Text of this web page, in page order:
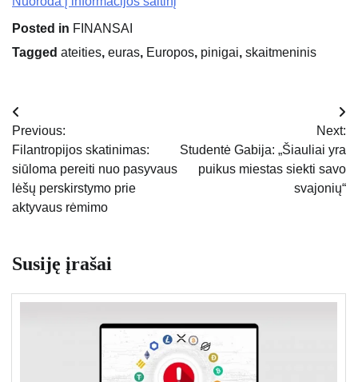
Posted in FINANSAI
Tagged ateities, euras, Europos, pinigai, skaitmeninis
Navigacija
tarp
įrašų
Previous:
Filantropijos skatinimas:
siūloma pereiti nuo pasyvaus
lėšų perskirstymo prie
aktyvaus rėmimo
Next:
Studentė Gabija: „Šiauliai yra
puikus miestas siekti savo
svajonių“
Susiję įrašai